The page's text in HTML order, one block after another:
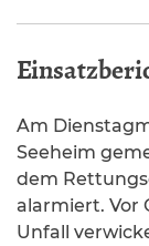
Am
Seeheim
dem
alarmiert. Vor
Unfall